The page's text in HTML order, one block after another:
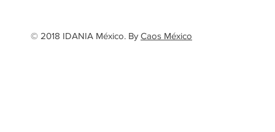
© 2018 IDANIA México. By Caos México